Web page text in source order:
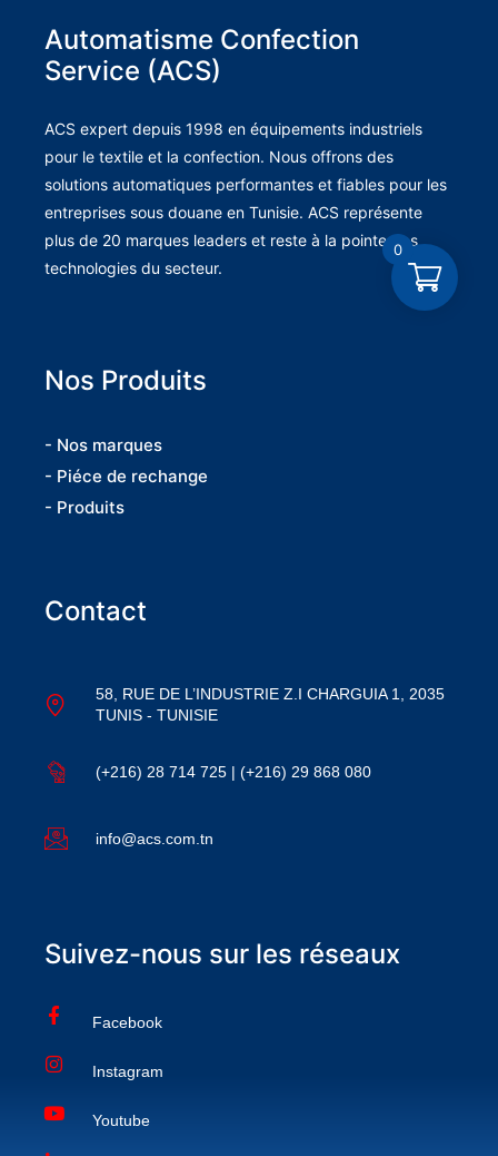
Automatisme Confection
Service (ACS)
ACS expert depuis 1998 en équipements industriels
pour le textile et la confection. Nous offrons des
solutions automatiques performantes et fiables pour les
entreprises sous douane en Tunisie. ACS représente
plus de 20 marques leaders et reste à la pointe des
technologies du secteur.
Nos Produits
- Nos marques
- Piéce de rechange
- Produits
Contact
58, RUE DE L’INDUSTRIE Z.I CHARGUIA 1, 2035
TUNIS - TUNISIE
(+216) 28 714 725 | (+216) 29 868 080
info@acs.com.tn
Suivez-nous sur les réseaux
Facebook
Instagram
Youtube
0